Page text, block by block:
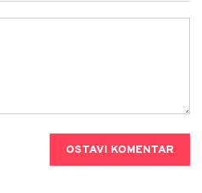
OSTAVI KOMENTAR